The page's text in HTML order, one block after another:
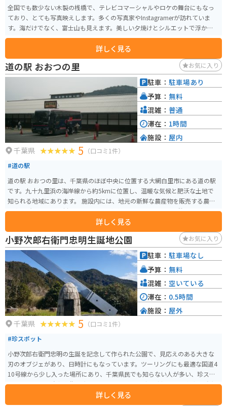
全国でも数少ない木製の桟橋で、テレビコマーシャルやロケの舞台にもなっ
ており、とても写真映えします。多くの写真家やInstagramerが訪れていま
す。海だけでなく、富士山も見えます。美しい夕焼けとシルエットで浮かび上
がる富士山は絶景です。
詳しく見る
道の駅 おおつの里 お気に入り
千葉県 5 （口コミ1件）
#道の駅
道の駅 おおつの里は、千葉県のほぼ中央に位置する大網白里市にある道の駅
です。九十九里浜の海岸線から約5kmに位置し、温暖な気候と肥沃な土地で
知られる地域にあります。 施設内には、地元の新鮮な農産物を販売する農産
物直売所や、地元食材を使った料理を提供するレストラン、休憩スペースな
どが併設されています。特に、農産物直売所では、朝採れの新鮮な野菜や果
物が人気で、地元の人々だけでなく、多くの観光客で賑わっています。 ま
た、道の駅 おおつの里は、周辺環境も充実しており、サイクリングコースと
しても人気があります。九十九里浜や太平洋を一望できる絶景ポイントもあ
り、ツーリングの休憩スポットとしても最適です。道の駅には、広い駐車場
も完備されているので、バイクで訪れるのもおすすめです。
詳しく見る
駐車： 駐車場あり
予算： 無料
混雑： 普通
滞在： 1時間
施設： 屋内
小野次郎右衛門忠明生誕地公園 お気に入り
千葉県 5 （口コミ1件）
#珍スポット
小野次郎右衛門忠明の生誕を記念して作られた公園で、見応えのある大きな
刃のオブジェがあり、日時計にもなっています。ツーリングにも最適な国道4
10号線から少し入った場所にあり、千葉県民でも知らない人が多い、珍スポ
ットです。 小野次郎右衛門忠明とは、小野派一刀流の流祖で徳川家康、秀忠
の剣術指南役をつとめた江戸時代初期を代表する実在の剣豪です。
詳しく見る
駐車： 駐車場なし
予算： 無料
混雑： 空いている
滞在： 0.5時間
施設： 屋外